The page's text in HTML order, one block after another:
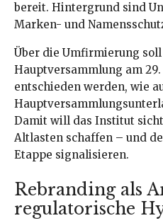
bereit. Hintergrund sind
Marken- und
Über die Umfirmierung
Hauptversammlung am 29.
entschieden werden, wie
Damit will das Institut
Altlasten schaffen – und
Etappe signalisieren.
Rebranding als
regulatorische